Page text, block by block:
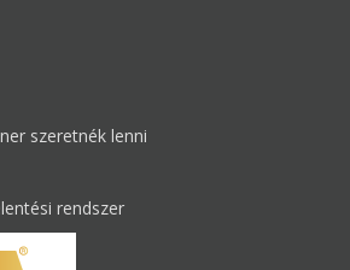
szeretnék lenni
rendszer